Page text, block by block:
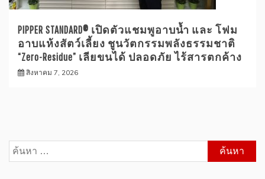
PIPPER STANDARD® เปิดตัวแชมพูอาบน้ำ และ โฟม
อาบแห้งสัตว์เลี้ยง ชูนวัตกรรมพลังธรรมชาติ
“Zero-Residue” เลียขนได้ ปลอดภัย ไร้สารตกค้าง
สิงหาคม 7, 2026
ค้นหา
สำหรับ: